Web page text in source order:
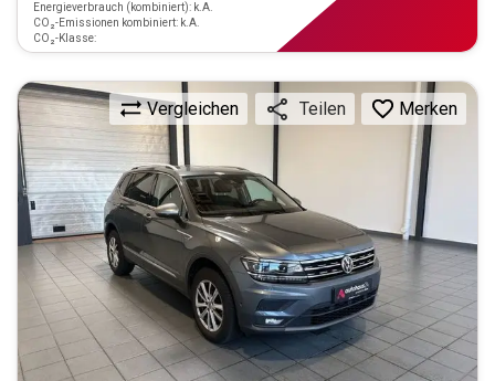
Energieverbrauch (kombiniert): k.A.
CO₂-Emissionen kombiniert: k.A.
CO₂-Klasse:
Vergleichen Teilen Merken